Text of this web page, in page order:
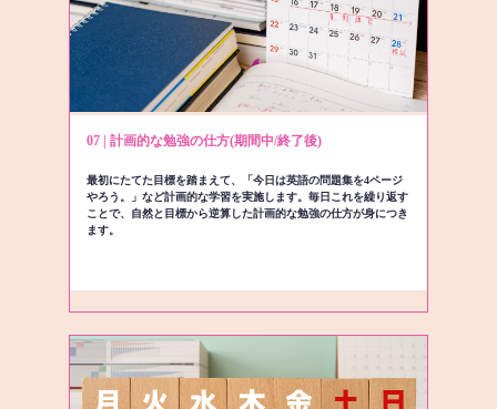
07 | 計画的な勉強の仕方(期間中/終了後)
最初にたてた目標を踏まえて、「今日は英語の問題集を4ページ
やろう。」など計画的な学習を実施します。毎日これを繰り返す
ことで、自然と目標から逆算した計画的な勉強の仕方が身につき
ます。